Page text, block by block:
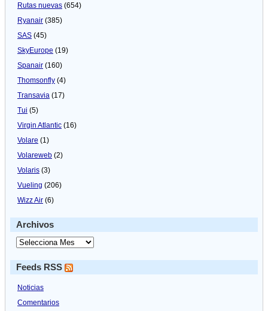
Rutas nuevas (654)
Ryanair (385)
SAS (45)
SkyEurope (19)
Spanair (160)
Thomsonfly (4)
Transavia (17)
Tui (5)
Virgin Atlantic (16)
Volare (1)
Volareweb (2)
Volaris (3)
Vueling (206)
Wizz Air (6)
Archivos
Feeds RSS
Noticias
Comentarios